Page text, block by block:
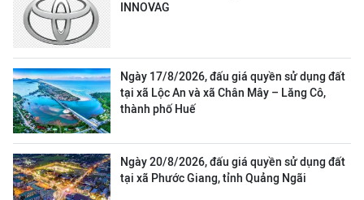
INNOVAG
Ngày 17/8/2026, đấu giá quyền sử dụng đất
tại xã Lộc An và xã Chân Mây – Lăng Cô,
thành phố Huế
Ngày 20/8/2026, đấu giá quyền sử dụng đất
tại xã Phước Giang, tỉnh Quảng Ngãi